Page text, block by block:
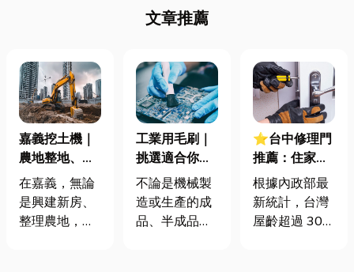
文章推薦
嘉義挖土機｜
農地整地、基
地開挖、土方
清運
在嘉義，無論
是興建新房、
整理農地，還
工業用毛刷｜
挑選適合你的
產業的刷子工
業用毛刷
不論是機械製
造或生產的成
品、半成品，
⭐台中修理門
推薦：住家鐵
門卡住、大門
下垂怎麼辦？
維修費用與不
根據內政部最
新統計，台灣
屋齡超過 30